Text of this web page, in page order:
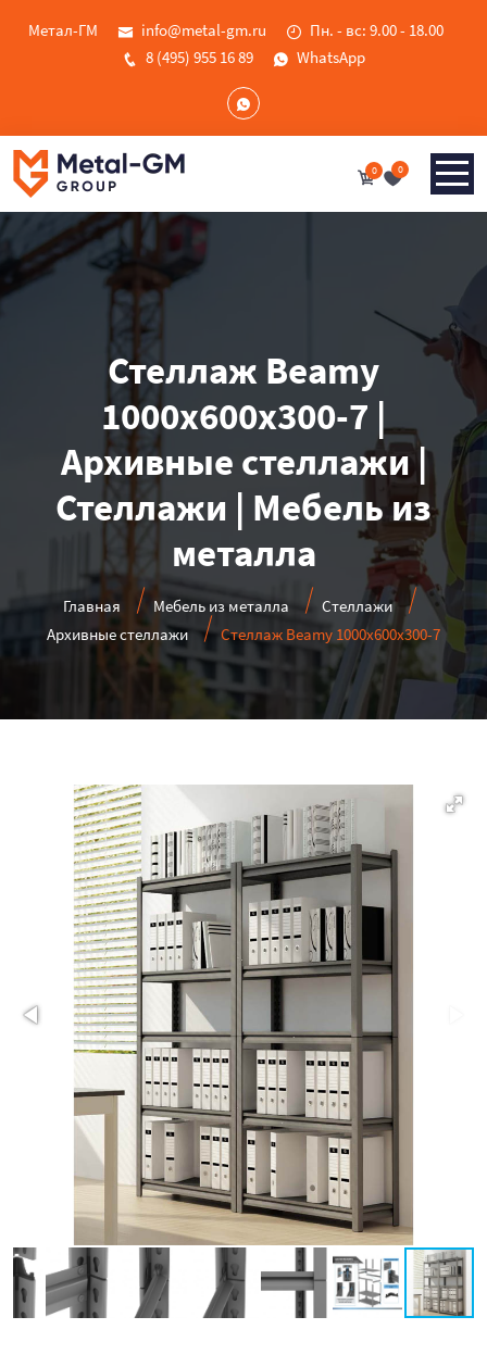
Метал-ГМ info@metal-gm.ru
Пн. - вс: 9.00 - 18.00
8 (495) 955 16 89
WhatsApp
0 0
Стеллаж Beamy
1000x600x300-7 |
Архивные стеллажи |
Стеллажи | Мебель из
металла
Главная Мебель из металла
Стеллажи
Архивные стеллажи
Стеллаж Beamy 1000x600x300-7